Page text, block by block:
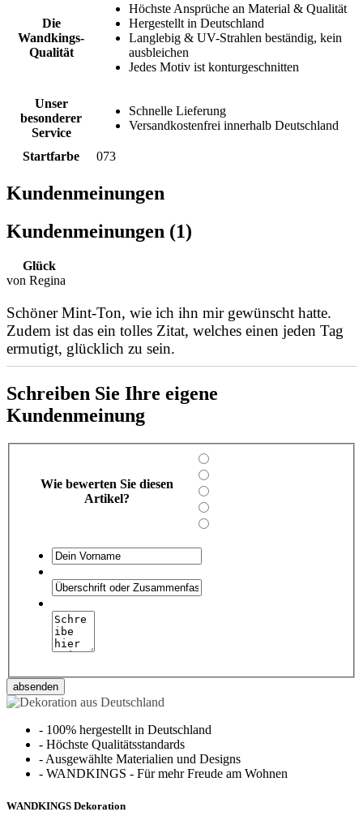
Die
Wandkings-
Qualität
Höchste Ansprüche an Material & Qualität
Hergestellt in Deutschland
Langlebig & UV-Strahlen beständig, kein
ausbleichen
Jedes Motiv ist konturgeschnitten
Unser
besonderer
Service
Schnelle Lieferung
Versandkostenfrei innerhalb Deutschland
Startfarbe 073
Kundenmeinungen
Kundenmeinungen (1)
Glück
von Regina
Schöner Mint-Ton, wie ich ihn mir gewünscht hatte.
Zudem ist das ein tolles Zitat, welches einen jeden Tag
ermutigt, glücklich zu sein.
Schreiben Sie Ihre eigene
Kundenmeinung
Wie bewerten Sie diesen
Artikel?
absenden
- 100% hergestellt in Deutschland
- Höchste Qualitätsstandards
-Ausgewählte Materialien und Designs
- WANDKINGS - Für mehr Freude am Wohnen
WANDKINGS Dekoration